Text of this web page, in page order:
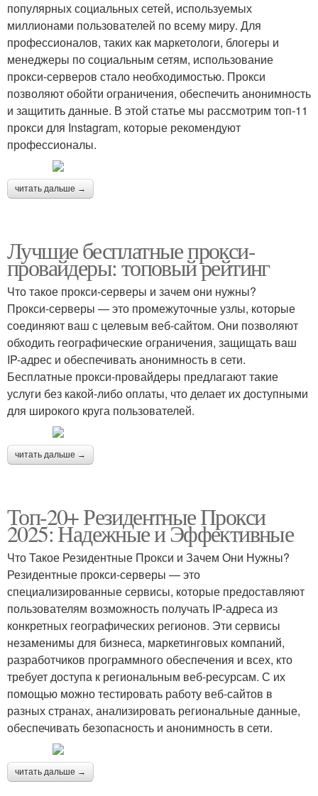
популярных социальных сетей, используемых
миллионами пользователей по всему миру. Для
профессионалов, таких как маркетологи, блогеры и
менеджеры по социальным сетям, использование
прокси-серверов стало необходимостью. Прокси
позволяют обойти ограничения, обеспечить анонимность
и защитить данные. В этой статье мы рассмотрим топ-11
прокси для Instagram, которые рекомендуют
профессионалы.
читать дальше →
Лучшие бесплатные прокси-
провайдеры: топовый рейтинг
Что такое прокси-серверы и зачем они нужны?
Прокси-серверы — это промежуточные узлы, которые
соединяют ваш с целевым веб-сайтом. Они позволяют
обходить географические ограничения, защищать ваш
IP-адрес и обеспечивать анонимность в сети.
Бесплатные прокси-провайдеры предлагают такие
услуги без какой-либо оплаты, что делает их доступными
для широкого круга пользователей.
читать дальше →
Топ-20+ Резидентные Прокси
2025: Надежные и Эффективные
Что Такое Резидентные Прокси и Зачем Они Нужны?
Резидентные прокси-серверы — это
специализированные сервисы, которые предоставляют
пользователям возможность получать IP-адреса из
конкретных географических регионов. Эти сервисы
незаменимы для бизнеса, маркетинговых компаний,
разработчиков программного обеспечения и всех, кто
требует доступа к региональным веб-ресурсам. С их
помощью можно тестировать работу веб-сайтов в
разных странах, анализировать региональные данные,
обеспечивать безопасность и анонимность в сети.
читать дальше →